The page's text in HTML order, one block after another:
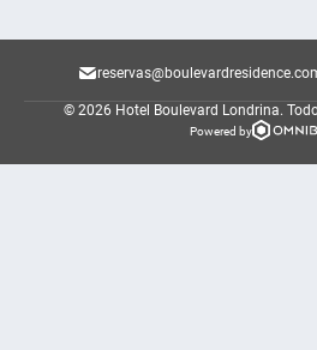
© 2026 Hotel Boulevard Londrina.
Powered by